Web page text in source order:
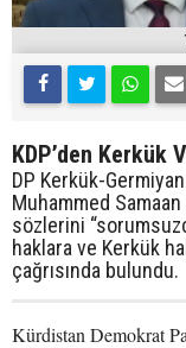
KDP’den Kerkük
DP Kerkük-
Muhammed
sözlerini
haklara ve Kerkük
çağrısında bulundu.
Kürdistan Demokrat